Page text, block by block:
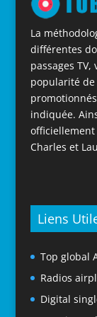
La
différentes
passages
popularité de
indiquée.
officiellement
Charles et
Liens
Top global
Radios
Digital